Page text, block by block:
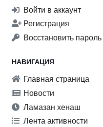
Войти в аккаунт
Регистрация
Восстановить пароль
НАВИГАЦИЯ
Главная страница
Новости
Ламазан хенаш
Лента активности